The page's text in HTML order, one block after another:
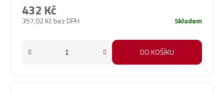
357,02 Kč bez DPH
432 Kč
Skladem
DO KOŠÍKU